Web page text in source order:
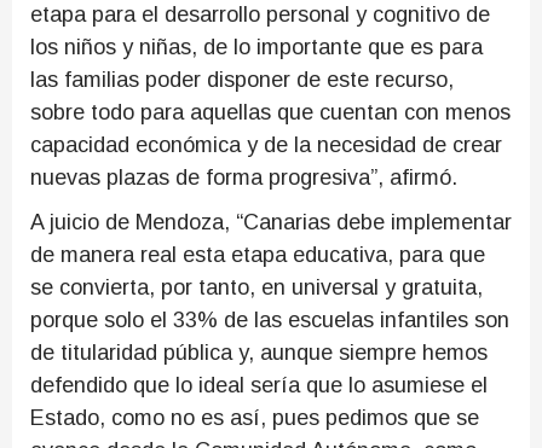
etapa para el desarrollo personal y cognitivo de
los niños y niñas, de lo importante que es para
las familias poder disponer de este recurso,
sobre todo para aquellas que cuentan con menos
capacidad económica y de la necesidad de crear
nuevas plazas de forma progresiva”, afirmó.
A juicio de Mendoza, “Canarias debe implementar
de manera real esta etapa educativa, para que
se convierta, por tanto, en universal y gratuita,
porque solo el 33% de las escuelas infantiles son
de titularidad pública y, aunque siempre hemos
defendido que lo ideal sería que lo asumiese el
Estado, como no es así, pues pedimos que se